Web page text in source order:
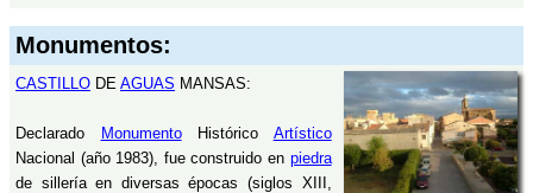
Monumentos:
CASTILLO DE AGUAS MANSAS:
Declarado MonumentoHistórico Artístico
Nacional (año 1983), fue construido en piedra
de sillería en diversas épocas (siglos XIII,